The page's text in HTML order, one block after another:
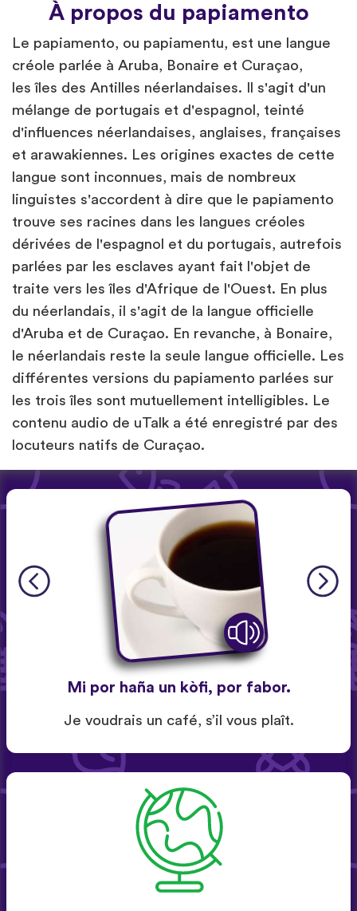
À propos du papiamento
Le papiamento, ou papiamentu, est une langue
créole parlée à Aruba, Bonaire et Curaçao,
les îles des Antilles néerlandaises. Il s'agit d'un
mélange de portugais et d'espagnol, teinté
d'influences néerlandaises, anglaises, françaises
et arawakiennes. Les origines exactes de cette
langue sont inconnues, mais de nombreux
linguistes s'accordent à dire que le papiamento
trouve ses racines dans les langues créoles
dérivées de l'espagnol et du portugais, autrefois
parlées par les esclaves ayant fait l'objet de
traite vers les îles d'Afrique de l'Ouest. En plus
du néerlandais, il s'agit de la langue officielle
d'Aruba et de Curaçao. En revanche, à Bonaire,
le néerlandais reste la seule langue officielle. Les
différentes versions du papiamento parlées sur
les trois îles sont mutuellement intelligibles. Le
contenu audio de uTalk a été enregistré par des
locuteurs natifs de Curaçao.
Mi por haña un kòfi, por fabor.
Je voudrais un café, s’il vous plaît.